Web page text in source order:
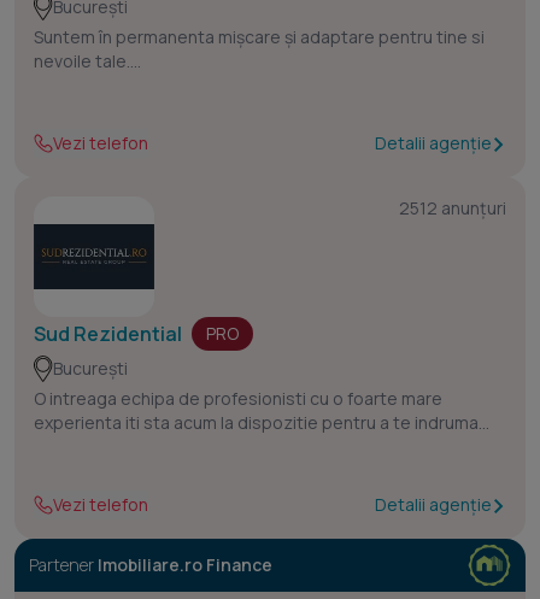
București
Suntem în permanenta mișcare și adaptare pentru tine si
nevoile tale.
dispoziție resursele, informațiile și experiență pentru
îndeplini cerințele clienților noștri
Vezi telefon Detalii agenție
2512 anunțuri
Sud Rezidential
PRO
București
O intreaga echipa de profesionisti cu o foarte mare
experienta iti sta acum la dispozitie pentru a te indruma
buna optiune indiferent ca este un apartament, casa
moderna cu gradina sau o casa modulara.
Vezi telefon Detalii agenție
Partener Imobiliare.ro Finance